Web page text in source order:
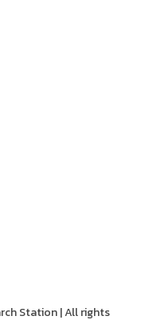
Station | All rights